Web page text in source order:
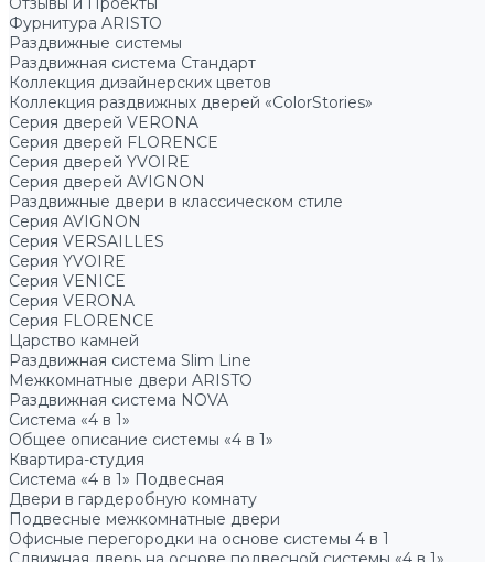
Фурнитура ARISTO
Раздвижные системы
Раздвижная система Стандарт
Коллекция дизайнерских цветов
Коллекция раздвижных дверей «ColorStories»
Серия дверей VERONA
Серия дверей FLORENCE
Серия дверей YVOIRE
Серия дверей AVIGNON
Раздвижные двери в классическом стиле
Серия AVIGNON
Серия VERSAILLES
Серия YVOIRE
Серия VENICE
Серия VERONA
Серия FLORENCE
Царство камней
Раздвижная система Slim Line
Межкомнатные двери ARISTO
Раздвижная система NOVA
Система «4 в 1»
Общее описание системы «4 в 1»
Квартира-студия
Система «4 в 1» Подвесная
Двери в гардеробную комнату
Подвесные межкомнатные двери
Офисные перегородки на основе системы 4 в 1